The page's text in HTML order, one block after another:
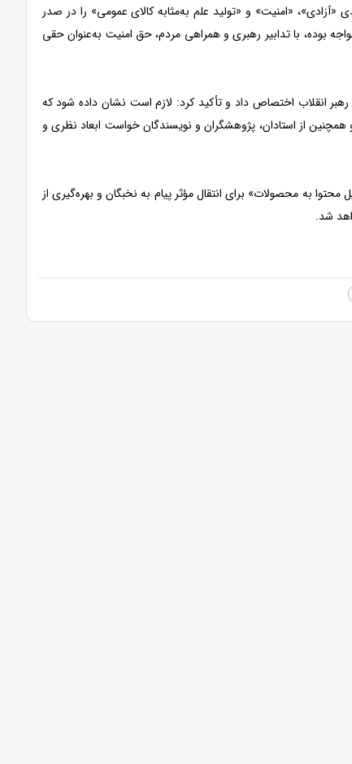
«امنیت» و «تولید علم به‌مثابه کالای عمومی» را در صدر
بوده، با تدابیر رهبری و همراهی مردم، حق امنیت به‌عنوان حقی
انقلاب اختصاص داد و تأکید کرد: لازم است نشان داده شود که
از استادان، پژوهشگران و نویسندگان خواست ابعاد نظری و
به محصولات» برای انتقال مؤثر پیام به نخبگان و بهره‌گیری از
شد.